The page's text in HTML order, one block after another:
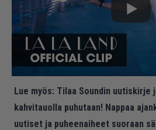
Lue myös: Tilaa Soundin uutiskirje
kahvitauolla puhutaan! Nappaa
uutiset ja puheenaiheet suoraan